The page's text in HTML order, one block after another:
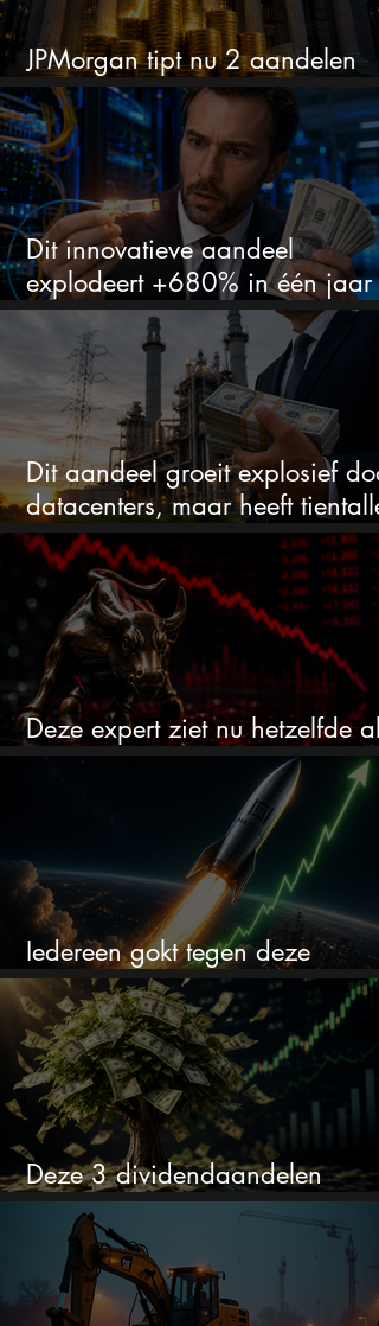
JPMorgan tipt nu 2 aandelen
voor augustus
Dit innovatieve aandeel
explodeert +680% in één jaar
en blijft maar stijgen
Dit aandeel groeit explosief
datacenters, maar heeft
miljarden nodig
Deze expert ziet nu hetzelfde als
voor de crash van 1987
Iedereen gokt tegen deze
aandelen. Ik zou er juist 2
Deze 3 dividendaandelen
kunnen binnenkort flink stijgen